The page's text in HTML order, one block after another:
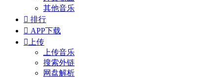
其他音乐
 排行
 APP下载
 上传
上传音乐
搜索外链
网盘解析